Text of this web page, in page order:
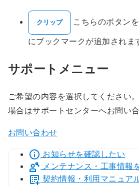
クリップ こちらのボタン
にブックマークが追加されま
サポートメニュー
ご希望の内容を選択してください
場合はサポートセンターへお問い
お問い合わせ
お知らせを確認したい
メンテナンス・工事情報
契約情報・利用マニュア